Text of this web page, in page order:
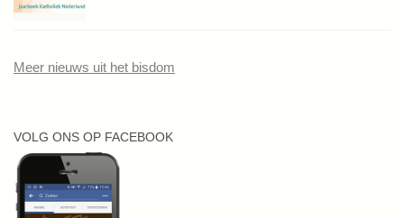
Meer nieuws uit het bisdom
VOLG ONS OP FACEBOOK